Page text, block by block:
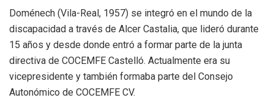
Doménech (Vila-Real, 1957) se integró en el mundo de la
discapacidad a través de Alcer Castalia, que lideró durante
15 años y desde donde entró a formar parte de la junta
directiva de COCEMFE Castelló. Actualmente era su
vicepresidente y también formaba parte del Consejo
Autonómico de COCEMFE CV.